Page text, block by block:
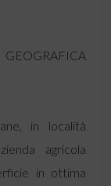
in località
agricola
in ottima